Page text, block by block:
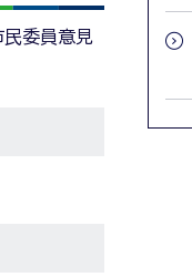
委員意見